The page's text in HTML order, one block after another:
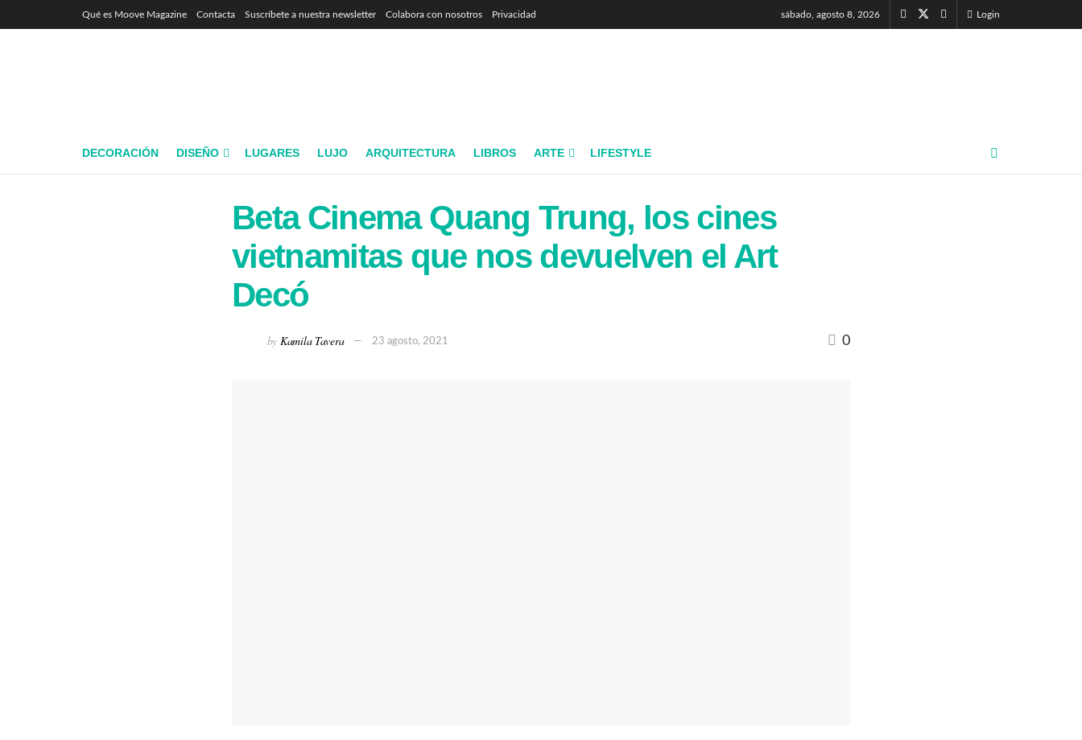
Qué es Moove Magazine Contacta Suscríbete a nuestra newsletter Colabora con nosotros Privacidad sábado, agosto 8, 2026 Login
DECORACIÓN DISEÑO LUGARES LUJO ARQUITECTURA LIBROS ARTE LIFESTYLE
Beta Cinema Quang Trung, los cines
vietnamitas que nos devuelven el Art
Decó
by Kamila Tavera 23 agosto, 2021 0